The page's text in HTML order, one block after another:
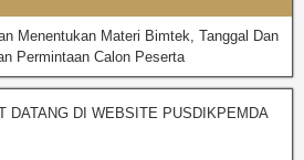
Menentukan Materi Bimtek, Tanggal Dan
Permintaan Calon Peserta
DI WEBSITE PUSDIKPEMDA